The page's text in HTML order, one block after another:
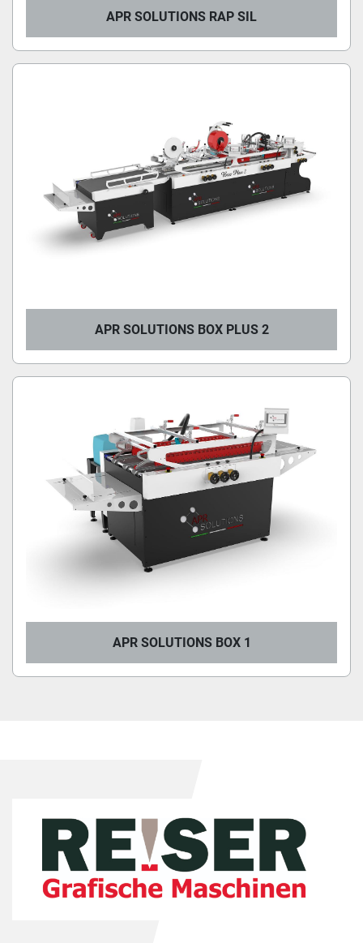
APR SOLUTIONS RAP SIL
APR SOLUTIONS BOX PLUS 2
APR SOLUTIONS BOX 1